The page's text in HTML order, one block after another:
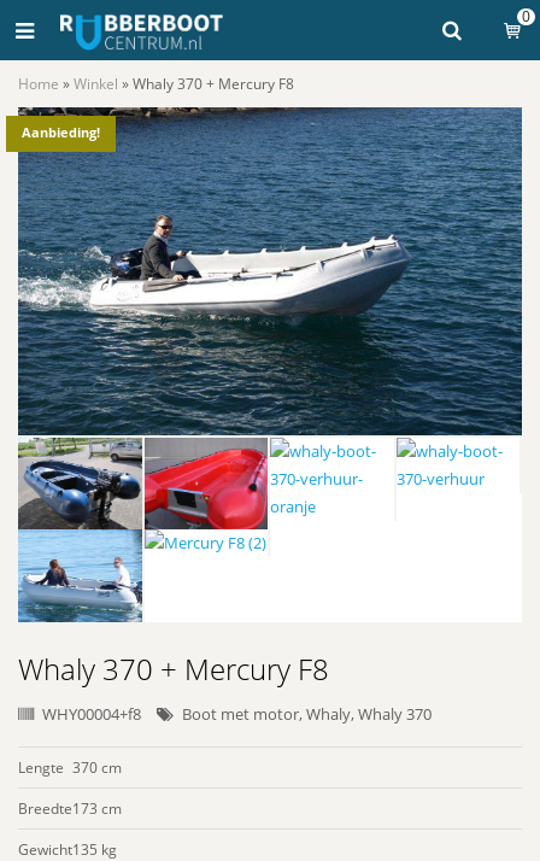
0
Home »Winkel »Whaly 370 + Mercury F8
Aanbieding!
Whaly 370 + Mercury F8
WHY00004+f8 Boot met motor,Whaly,Whaly 370
Lengte 370 cm
Breedte173 cm
Gewicht135 kg